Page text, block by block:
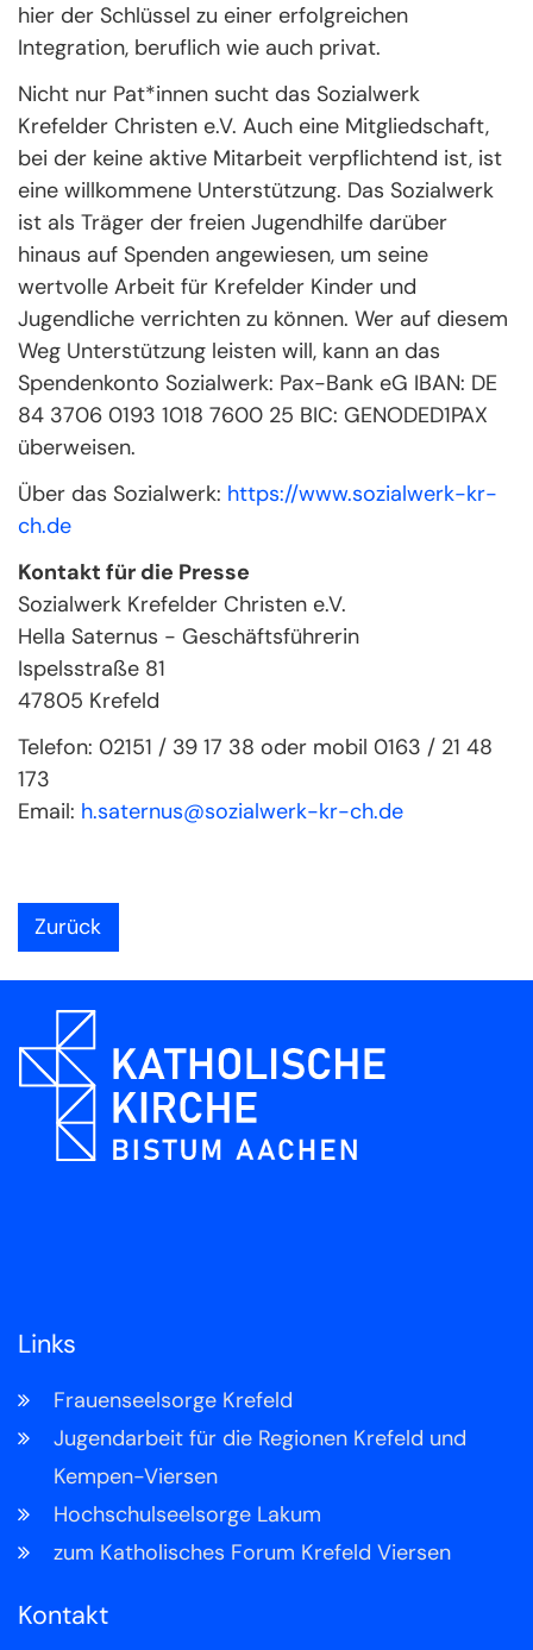
hier der Schlüssel zu einer erfolgreichen
Integration, beruflich wie auch privat.
Nicht nur Pat*innen sucht das Sozialwerk
Krefelder Christen e.V. Auch eine Mitgliedschaft,
bei der keine aktive Mitarbeit verpflichtend ist, ist
eine willkommene Unterstützung. Das Sozialwerk
ist als Träger der freien Jugendhilfe darüber
hinaus auf Spenden angewiesen, um seine
wertvolle Arbeit für Krefelder Kinder und
Jugendliche verrichten zu können. Wer auf diesem
Weg Unterstützung leisten will, kann an das
Spendenkonto Sozialwerk: Pax-Bank eG IBAN: DE
84 3706 0193 1018 7600 25 BIC: GENODED1PAX
überweisen.
Über das Sozialwerk: https://www.sozialwerk-kr-
ch.de
Kontakt für die Presse
Sozialwerk Krefelder Christen e.V.
Hella Saternus - Geschäftsführerin
Ispelsstraße 81
47805 Krefeld
Telefon: 02151 / 39 17 38 oder mobil 0163 / 21 48
173
Email: h.saternus@sozialwerk-kr-ch.de
Zurück
Links
Frauenseelsorge Krefeld
Jugendarbeit für die Regionen Krefeld und
Kempen-Viersen
Hochschulseelsorge Lakum
zum Katholisches Forum Krefeld Viersen
Kontakt